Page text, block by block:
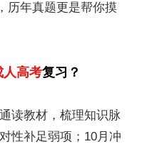
历年真题更是帮你摸
人高考复习？
读教材，梳理知识脉
性补足弱项；10月冲